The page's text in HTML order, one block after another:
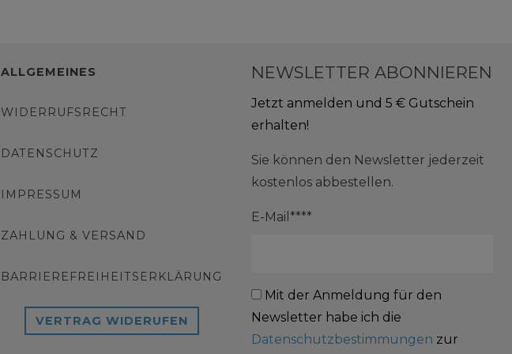
ALLGEMEINES
WIDERRUFSRECHT
DATENSCHUTZ
IMPRESSUM
ZAHLUNG & VERSAND
BARRIEREFREIHEITSERKLÄRUNG
VERTRAG WIDERUFEN
NEWSLETTER ABONNIEREN
Jetzt anmelden und 5 € Gutschein
erhalten!
Sie können den Newsletter jederzeit
kostenlos abbestellen.
E-Mail****
Mit der Anmeldung für den
Newsletter habe ich die
Datenschutzbestimmungen zur